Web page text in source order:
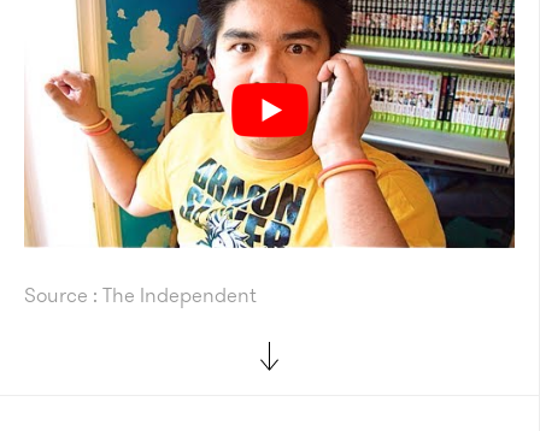
Source : The Independent